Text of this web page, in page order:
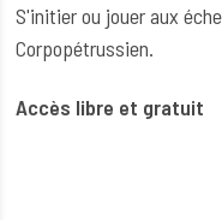
S'initier ou jouer aux
Corpopétrussien.
Accès libre et gratuit